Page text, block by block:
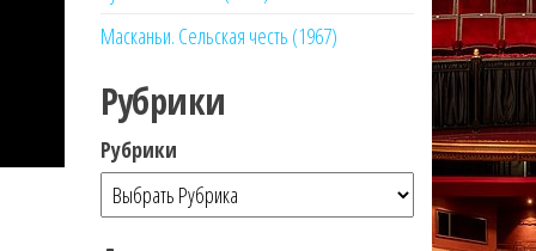
Масканьи. Сельская честь (1967)
Рубрики
Рубрики